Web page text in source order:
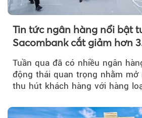
Tin tức ngân hàng nổi bật
Sacombank cắt giảm hơn
Tuần qua đã có nhiều ngân
động thái quan trọng nhằm mở
thu hút khách hàng với hàng